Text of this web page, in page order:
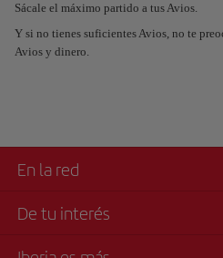
Sácale el máximo partido a tus Avios.
Y si no tienes suficientes Avios, no te
Avios y dinero.
En la red
De tu interés